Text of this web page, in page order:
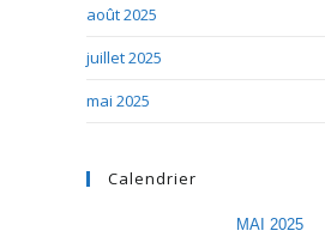
août 2025
juillet 2025
mai 2025
Calendrier
MAI 2025